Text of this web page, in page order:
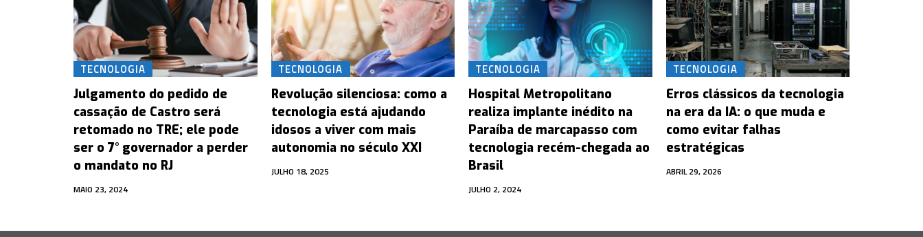
TECNOLOGIA
Julgamento do pedido de
cassação de Castro será
retomado no TRE; ele pode
ser o 7° governador a perder
o mandato no RJ
MAIO 23, 2024
TECNOLOGIA
Revolução silenciosa: como a
tecnologia está ajudando
idosos a viver com mais
autonomia no século XXI
JULHO 18, 2025
TECNOLOGIA
Hospital Metropolitano
realiza implante inédito na
Paraíba de marcapasso com
tecnologia recém-chegada ao
Brasil
JULHO 2, 2024
TECNOLOGIA
Erros clássicos da tecnologia
na era da IA: o que muda e
como evitar falhas
estratégicas
ABRIL 29, 2026